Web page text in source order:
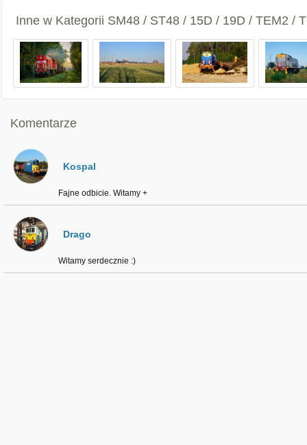
Inne w Kategorii SM48 / ST48 / 15D / 19D / TEM2 /
Komentarze
Kospal
Fajne odbicie. Witamy +
Drago
Witamy serdecznie :)